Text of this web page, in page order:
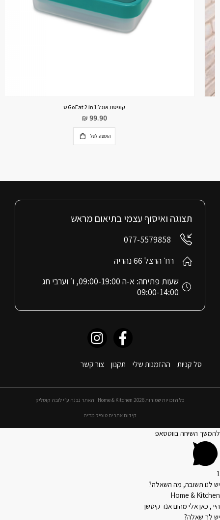
קופסת אוכל GoEat 2 in 1 ט
₪99.90
הוספה לסל
סל קניות ההזמנות שלי תקנון צור קשר
תצוגה ואיסוף עצמי בתיאום מראש
077-5579858
רח׳ הרצל 66 נהריה
שעות פתיחה: א-ה 09:00-19:00, ו׳ וערבי חג
09:00-14:00
כל הזכויות שמורות 2026 Home & Kitchen | האתר נבנה ע״י לובה קוטליק
קידום אתרים טופיק מדיה
להמשך השיחה בווטסאפ
1
יש לנו תשובה, מה השאלה?
Home & Kitchen
היי , כאן אלי מהום אנד קיטשן
יש לך שאלה?